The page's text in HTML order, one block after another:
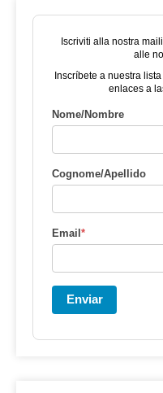
Iscriviti alla nostra
alle
Inscríbete a nuestra
enlaces a
Nome/Nombre
Cognome/Apellido
Email *
Enviar